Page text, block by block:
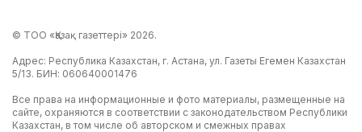
© ТОО «Қазақ газеттері» 2026.
Адрес: Республика Казахстан, г. Астана, ул. Газеты Егемен Казахстан
5/13. БИН: 060640001476
Все права на информационные и фото материалы, размещенные на
сайте, охраняются в соответствии с законодательством Республики
Казахстан, в том числе об авторском и смежных правах